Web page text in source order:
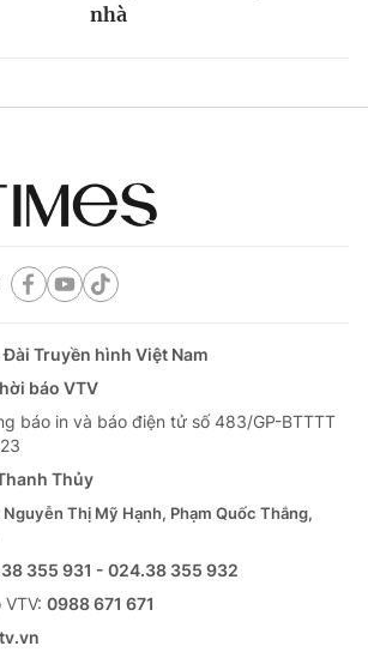
nhà
Đài Truyền hình Việt Nam
báo VTV
báo in và báo điện tử số 483/GP-BTTTT
Thủy
Nguyễn Thị Mỹ Hạnh, Phạm Quốc Thắng,
355 931 - 024.38 355 932
0988 671 671